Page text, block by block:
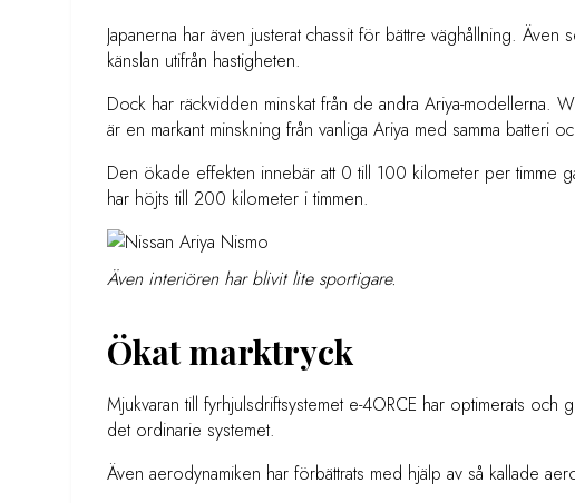
Japanerna har även justerat chassit för bättre väghållning. Även
känslan utifrån hastigheten.
Dock har räckvidden minskat från de andra Ariya-modellerna.
är en markant minskning från vanliga Ariya med samma batteri
Den ökade effekten innebär att 0 till 100 kilometer per timme
har höjts till 200 kilometer i timmen.
Även interiören har blivit lite sportigare.
Ökat marktryck
Mjukvaran till fyrhjulsdriftsystemet e-4ORCE har optimerats
det ordinarie systemet.
Även aerodynamiken har förbättrats med hjälp av så kallade